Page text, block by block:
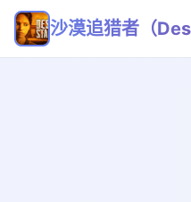
沙漠追猎者（